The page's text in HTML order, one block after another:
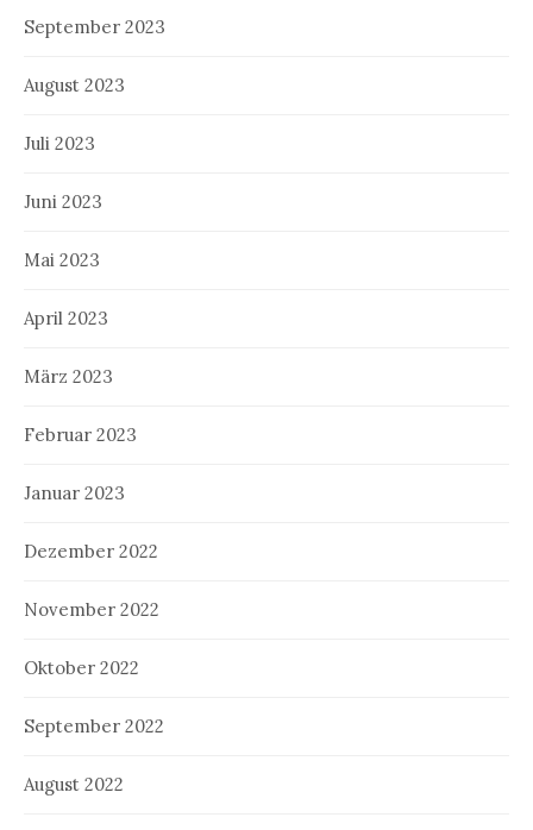
September 2023
August 2023
Juli 2023
Juni 2023
Mai 2023
April 2023
März 2023
Februar 2023
Januar 2023
Dezember 2022
November 2022
Oktober 2022
September 2022
August 2022